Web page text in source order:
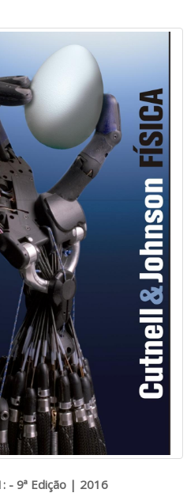
- 9ª Edição | 2016